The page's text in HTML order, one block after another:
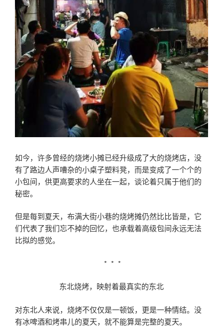
如今，许多曾经的烧烤小摊已经升级成了大的烧烤店，没
有了路边人声嘈杂的小桌子塑料凳，而是变成了一个个的
小包间，供更高要求的人坐在一起，谈论着只属于他们的
秘密。
但是每到夏天，布满大街小巷的烧烤摊仍然比比皆是，它
们代表了我们忘不掉的回忆，也承载着高级包间永远无法
比拟的感觉。
* * *
东北烧烤，映射着最真实的东北
对东北人来说，烧烤不仅仅是一顿饭，更是一种情结。没
有冰啤酒和烤串儿的夏天，就不能算是完整的夏天。